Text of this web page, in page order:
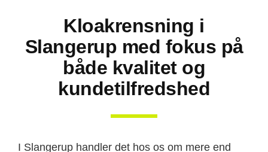
Kloakrensning i
Slangerup med fokus på
både kvalitet og
kundetilfredshed
I Slangerup handler det hos os om mere end